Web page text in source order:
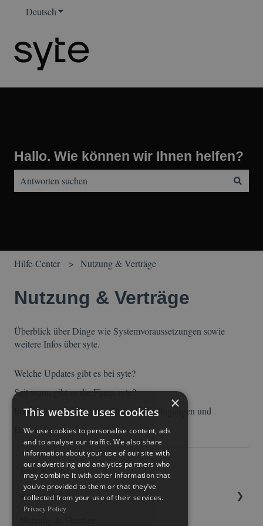
DeutschUntermenü für Übersetzungen anzeigen
Hallo. Wie können wir Ihnen helfen?
Hilfe-Center Nutzung & Verträge
Nutzung & Verträge
Überblick über Dinge wie Systemvoraussetzungen sowie
weitere Infos über syte.
Welche Updates gibt es bei syte?
Seit wann gibt es die Firma syte?
Informationen zu Preisen, Nutzungsbedingungen und
Datenschutz
Erste Schritte
syte im Detail
×
This website uses cookies
We use cookies to personalise content, ads
and to analyse our traffic. We also share
information about your use of our site with
our advertising and analytics partners who
may combine it with other information that
you’ve provided to them or that they’ve
collected from your use of their services.
Privacy Policy